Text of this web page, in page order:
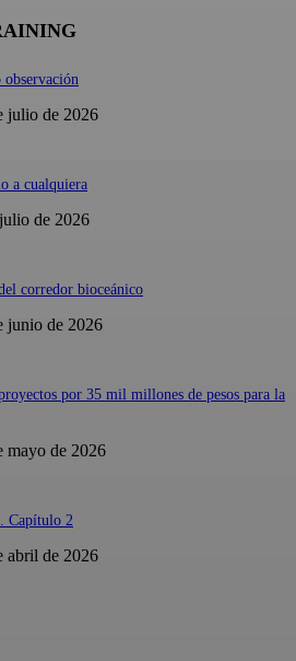
julio de 2026
a cualquiera
de 2026
corredor bioceánico
junio de 2026
por 35 mil millones de pesos para la
mayo de 2026
Capítulo 2
abril de 2026